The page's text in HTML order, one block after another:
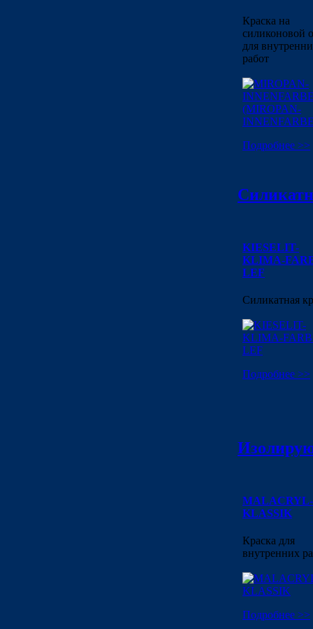
Краска на
силиконовой
для
работ
Подробнее >>
KIESELIT-
KLIMA-
LEF
Силикатная
Подробнее >>
MALACRYL-
KLASSIK
Краска для
внутренних
Подробнее >>